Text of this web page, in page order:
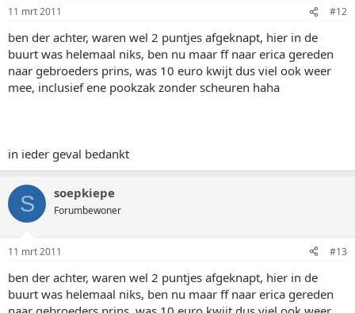
11 mrt 2011 #12
ben der achter, waren wel 2 puntjes afgeknapt, hier in de
buurt was helemaal niks, ben nu maar ff naar erica gereden
naar gebroeders prins, was 10 euro kwijt dus viel ook weer
mee, inclusief ene pookzak zonder scheuren haha
in ieder geval bedankt
S soepkiepe
Forumbewoner
11 mrt 2011 #13
ben der achter, waren wel 2 puntjes afgeknapt, hier in de
buurt was helemaal niks, ben nu maar ff naar erica gereden